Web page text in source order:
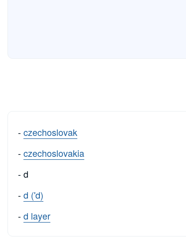
-czechoslovak
-czechoslovakia
- d
-d ('d)
-d layer